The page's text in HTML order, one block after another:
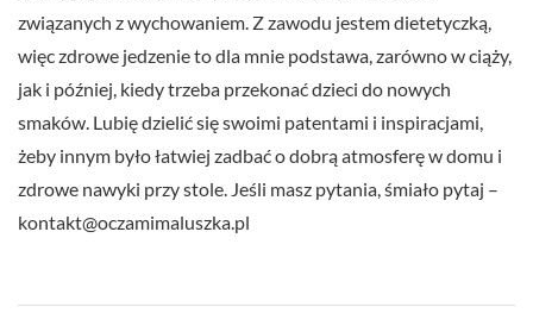
związanych z wychowaniem. Z zawodu jestem dietetyczką,
więc zdrowe jedzenie to dla mnie podstawa, zarówno w ciąży,
jak i później, kiedy trzeba przekonać dzieci do nowych
smaków. Lubię dzielić się swoimi patentami i inspiracjami,
żeby innym było łatwiej zadbać o dobrą atmosferę w domu i
zdrowe nawyki przy stole. Jeśli masz pytania, śmiało pytaj –
kontakt@oczamimaluszka.pl